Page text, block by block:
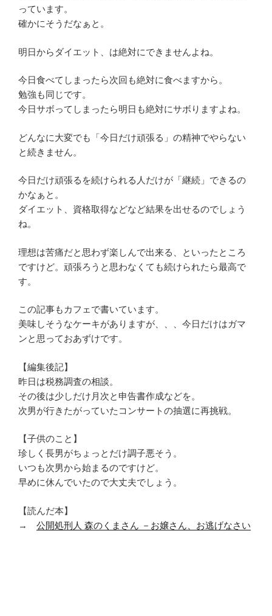
っています。
確かにそうだなぁと。
明日からダイエット、は絶対にできませんよね。
今日食べてしまったら次回も絶対に食べますから。
勉強も同じです。
今日サボってしまったら明日も絶対にサボりますよね。
どんなに大変でも「今日だけ頑張る」の精神でやらない
と続きません。
今日だけ頑張るを続けられる人だけが「継続」できるの
かなぁと。
ダイエット、資格取得などなど結果を出せるのでしょう
ね。
理想は苦痛だと思わず楽しんで出来る、といったところ
ですけど。頑張ろうと思わなくても続けられたら最高で
す。
この記事もカフェで書いています。
美味しそうなケーキがありますが、、、今日だけはガマ
ンと思っておあずけです。
【編集後記】
昨日は税務調査の相談。
その後は少しだけ月次と申告書作成などを。
次男が行きたがっていたコンサートの抽選に再挑戦。
【子供のこと】
珍しく長男がちょっとだけ調子悪そう。
いつも次男から始まるのですけど。
早めに休んでいたので大丈夫でしょう。
【読んだ本】
→ 公開処刑人 森のくまさん －お嬢さん、お逃げなさい